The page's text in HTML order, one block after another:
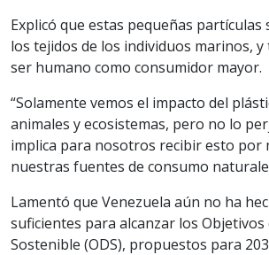
Explicó que estas pequeñas partículas
los tejidos de los individuos marinos,
ser humano como consumidor mayor.
“Solamente vemos el impacto del
animales y ecosistemas, pero no lo
implica para nosotros recibir esto por
nuestras fuentes de consumo
Lamentó que Venezuela aún no ha
suficientes para alcanzar los
Sostenible (ODS), propuestos para